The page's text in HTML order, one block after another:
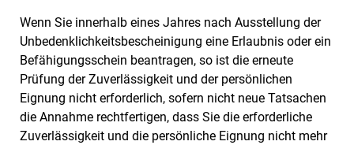
Wenn Sie innerhalb eines Jahres nach Ausstellung der
Unbedenklichkeitsbescheinigung eine Erlaubnis oder ein
Befähigungsschein beantragen, so ist die erneute
Prüfung der Zuverlässigkeit und der persönlichen
Eignung nicht erforderlich, sofern nicht neue Tatsachen
die Annahme rechtfertigen, dass Sie die erforderliche
Zuverlässigkeit und die persönliche Eignung nicht mehr